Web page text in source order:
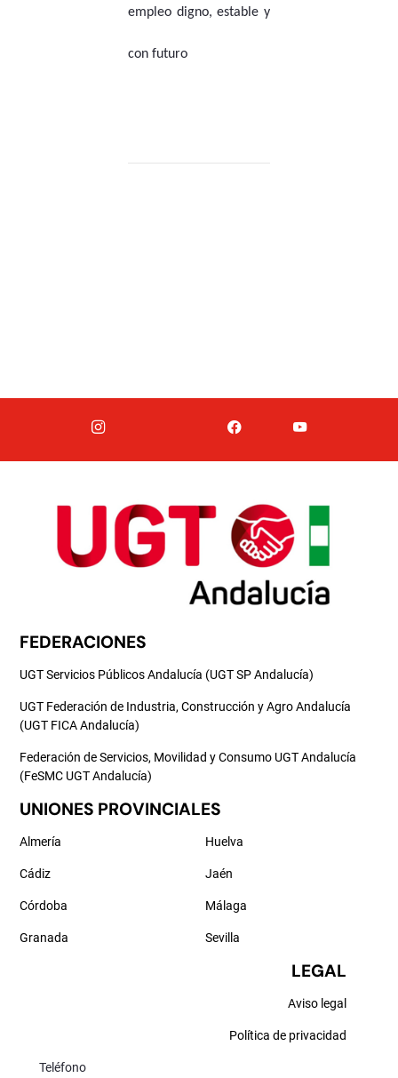
empleo digno, estable y
con futuro
FEDERACIONES
UGT Servicios Públicos Andalucía (UGT SP Andalucía)
UGT Federación de Industria, Construcción y Agro Andalucía
(UGT FICA Andalucía)
Federación de Servicios, Movilidad y Consumo UGT Andalucía
(FeSMC UGT Andalucía)
UNIONES PROVINCIALES
Almería
Cádiz
Córdoba
Granada
Huelva
Jaén
Málaga
Sevilla
LEGAL
Aviso legal
Política de privacidad
Teléfono